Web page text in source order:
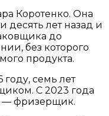
Коротенко. Она
лет назад и
до
без которого
продукта.
семь лет
С 2023 года
— фризерщик.